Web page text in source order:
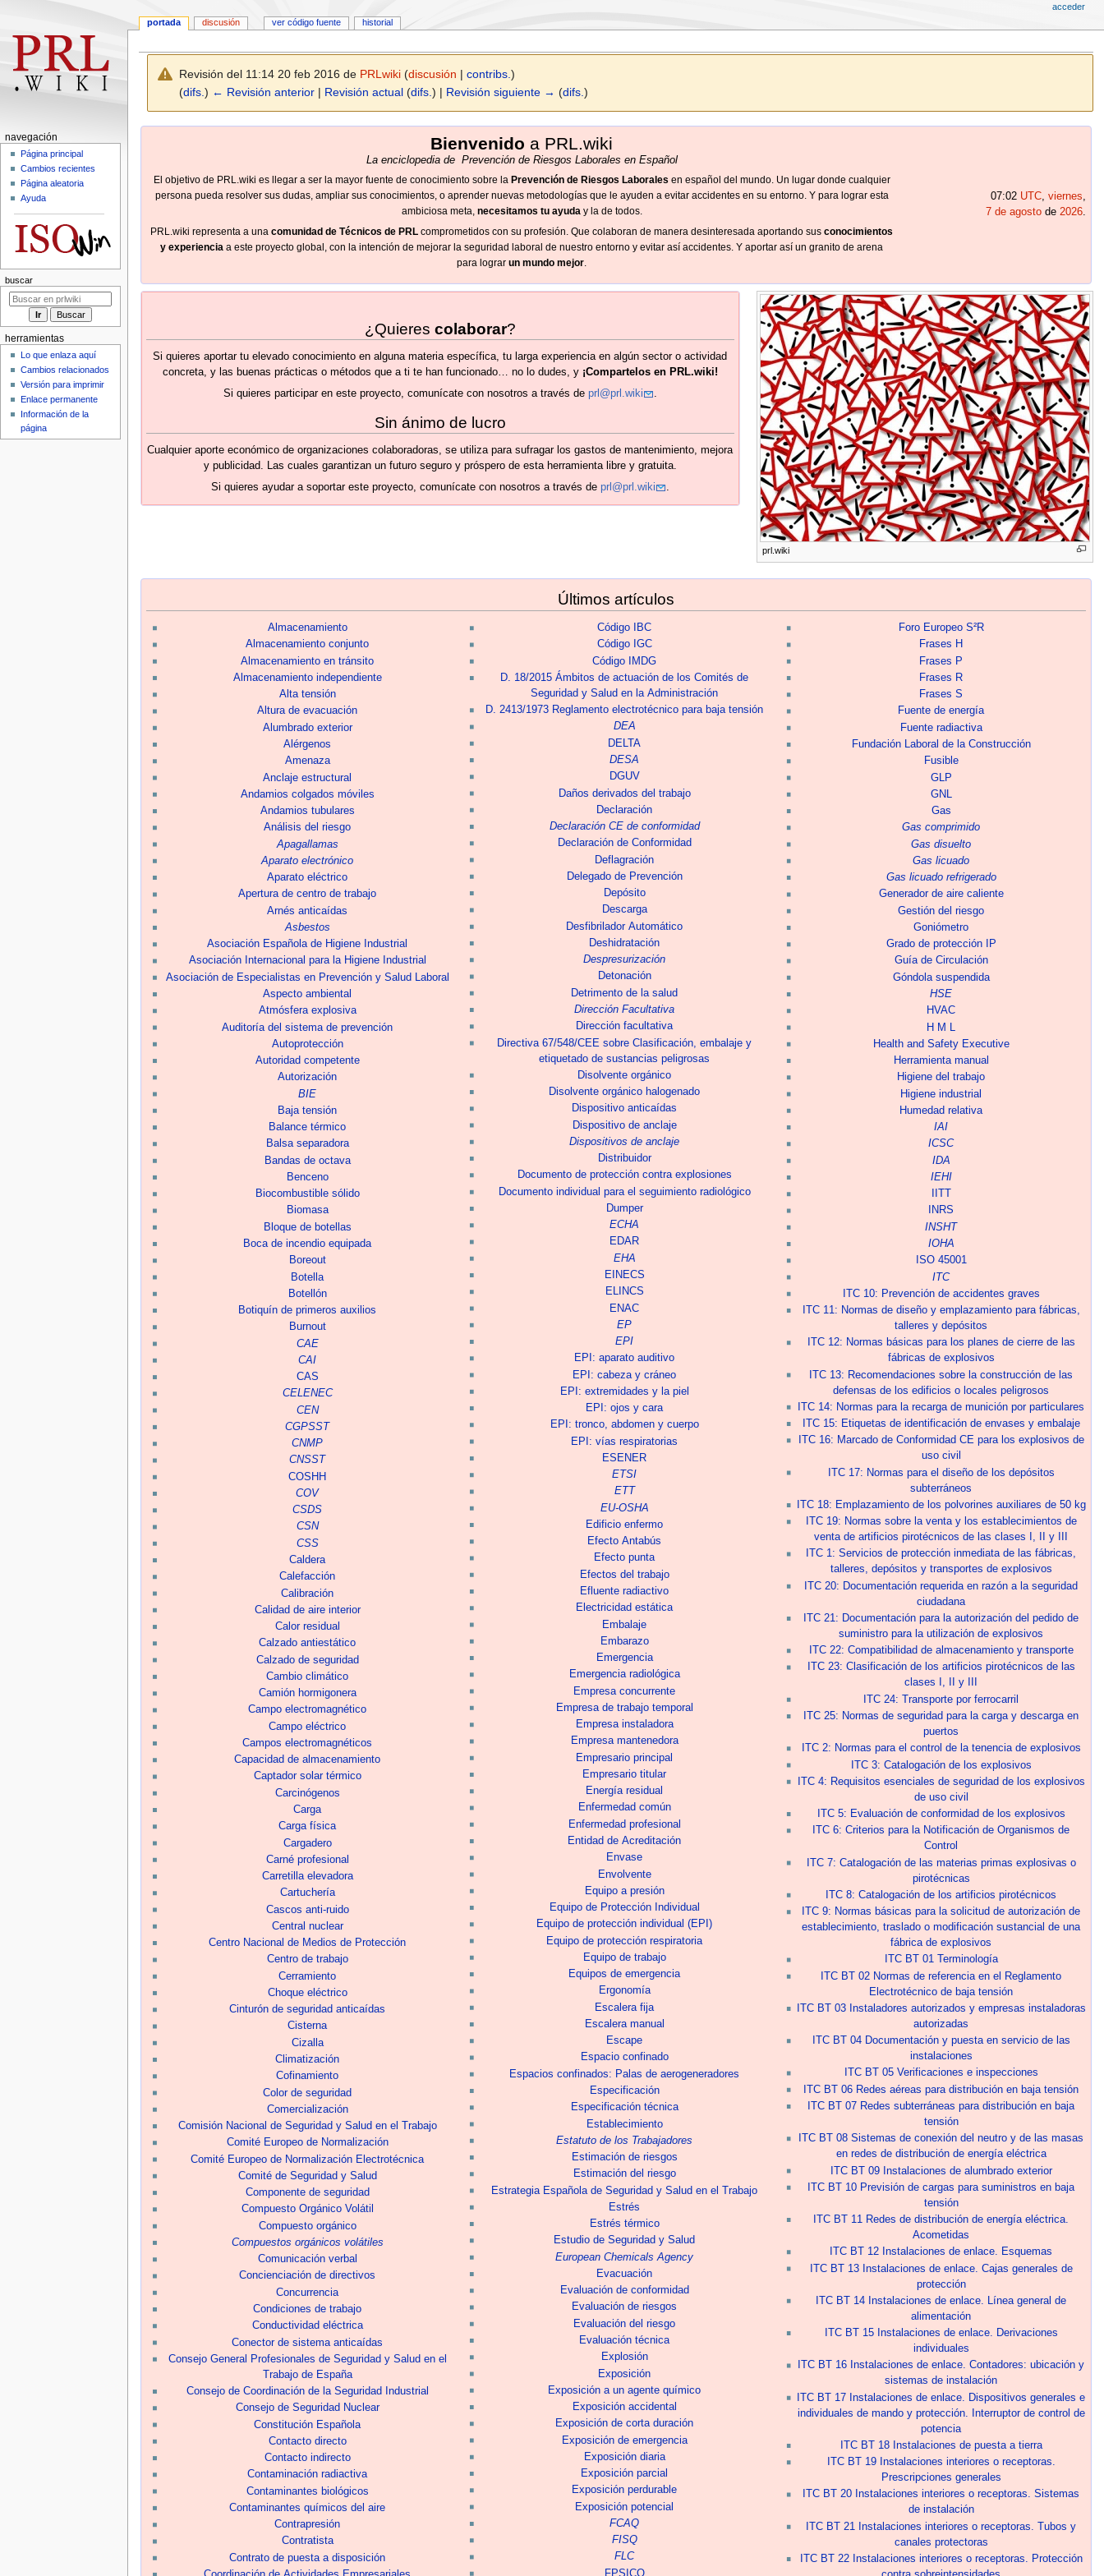
Página principal
Revisión del 11:14 20 feb 2016 de PRLwiki (discusión |contribs.)
(difs.) ← Revisión anterior | Revisión actual (difs.) | Revisión siguiente → (difs.)
Ir
navegación
Ir
búsqueda
Bienvenido a PRL.wiki
La enciclopedia de Prevención de Riesgos Laborales en Español
El objetivo de PRL.wiki es llegar a ser la mayor fuente de conocimiento sobre la Prevención de Riesgos Laborales en español del mundo. Un lugar donde cualquier
persona pueda resolver sus dudas, ampliar sus conocimientos, o aprender nuevas metodologías que le ayuden a evitar accidentes en su entorno. Y para lograr esta
ambiciosa meta, necesitamos tu ayuday la de todos.
PRL.wiki representa a unacomunidad de Técnicos de PRL comprometidos con su profesión. Que colaboran de manera desinteresada aportando susconocimientos
y experiencia a este proyecto global, con la intención de mejorar la seguridad laboral de nuestro entorno y evitar así accidentes. Y aportar así un granito de arena
para lograrun mundo mejor.
07:02 UTC, viernes,
7 de agostode 2026.
prl.wiki
¿Quieres colaborar?
Si quieres aportar tu elevado conocimiento en alguna materia específica, tu larga experiencia en algún sector o actividad
concreta, y las buenas prácticas o métodos que a ti te han funcionado… no lo dudes, y ¡Compartelos en PRL.wiki!
Si quieres participar en este proyecto, comunícate con nosotros a través de prl@prl.wiki
Sin ánimo de lucro
Cualquier aporte económico de organizaciones colaboradoras, se utiliza para sufragar los gastos de mantenimiento, mejora
y publicidad. Las cuales garantizan un futuro seguro y próspero de esta herramienta libre y gratuita.
Si quieres ayudar a soportar este proyecto, comunícate con nosotros a través de prl@prl.wiki
Últimos artículos
Almacenamiento
Almacenamiento conjunto
Almacenamiento en tránsito
Almacenamiento independiente
Alta tensión
Altura de evacuación
Alumbrado exterior
Alérgenos
Amenaza
Anclaje estructural
Andamios colgados móviles
Andamios tubulares
Análisis del riesgo
Apagallamas
Aparato electrónico
Aparato eléctrico
Apertura de centro de trabajo
Arnés anticaídas
Asbestos
Asociación Española de Higiene Industrial
Asociación Internacional para la Higiene Industrial
Asociación de Especialistas en Prevención y Salud Laboral
Aspecto ambiental
Atmósfera explosiva
Auditoría del sistema de prevención
Autoprotección
Autoridad competente
Autorización
BIE
Baja tensión
Balance térmico
Balsa separadora
Bandas de octava
Benceno
Biocombustible sólido
Biomasa
Bloque de botellas
Boca de incendio equipada
Boreout
Botella
Botellón
Botiquín de primeros auxilios
Burnout
CAE
CAI
CAS
CELENEC
CEN
CGPSST
CNMP
CNSST
COSHH
COV
CSDS
CSN
CSS
Caldera
Calefacción
Calibración
Calidad de aire interior
Calor residual
Calzado antiestático
Calzado de seguridad
Cambio climático
Camión hormigonera
Campo electromagnético
Campo eléctrico
Campos electromagnéticos
Capacidad de almacenamiento
Captador solar térmico
Carcinógenos
Carga
Carga física
Cargadero
Carné profesional
Carretilla elevadora
Cartuchería
Cascos anti-ruido
Central nuclear
Centro Nacional de Medios de Protección
Centro de trabajo
Cerramiento
Choque eléctrico
Cinturón de seguridad anticaídas
Cisterna
Cizalla
Climatización
Cofinamiento
Color de seguridad
Comercialización
Comisión Nacional de Seguridad y Salud en el Trabajo
Comité Europeo de Normalización
Comité Europeo de Normalización Electrotécnica
Comité de Seguridad y Salud
Componente de seguridad
Compuesto Orgánico Volátil
Compuesto orgánico
Compuestos orgánicos volátiles
Comunicación verbal
Concienciación de directivos
Concurrencia
Condiciones de trabajo
Conductividad eléctrica
Conector de sistema anticaídas
Consejo General Profesionales de Seguridad y Salud en el
Trabajo de España
Consejo de Coordinación de la Seguridad Industrial
Consejo de Seguridad Nuclear
Constitución Española
Contacto directo
Contacto indirecto
Contaminación radiactiva
Contaminantes biológicos
Contaminantes químicos del aire
Contrapresión
Contratista
Contrato de puesta a disposición
Código IBC
Código IGC
Código IMDG
D. 18/2015 Ámbitos de actuación de los Comités de
Seguridad y Salud en la Administración
D. 2413/1973 Reglamento electrotécnico para baja tensión
DEA
DELTA
DESA
DGUV
Daños derivados del trabajo
Declaración
Declaración CE de conformidad
Declaración de Conformidad
Deflagración
Delegado de Prevención
Depósito
Descarga
Desfibrilador Automático
Deshidratación
Despresurización
Detonación
Detrimento de la salud
Dirección Facultativa
Dirección facultativa
Directiva 67/548/CEE sobre Clasificación, embalaje y
etiquetado de sustancias peligrosas
Disolvente orgánico
Disolvente orgánico halogenado
Dispositivo anticaídas
Dispositivo de anclaje
Dispositivos de anclaje
Distribuidor
Documento de protección contra explosiones
Documento individual para el seguimiento radiológico
Dumper
ECHA
EDAR
EHA
EINECS
ELINCS
ENAC
EP
EPI
EPI: aparato auditivo
EPI: cabeza y cráneo
EPI: extremidades y la piel
EPI: ojos y cara
EPI: tronco, abdomen y cuerpo
EPI: vías respiratorias
ESENER
ETSI
ETT
EU-OSHA
Edificio enfermo
Efecto Antabús
Efecto punta
Efectos del trabajo
Efluente radiactivo
Electricidad estática
Embalaje
Embarazo
Emergencia
Emergencia radiológica
Empresa concurrente
Empresa de trabajo temporal
Empresa instaladora
Empresa mantenedora
Empresario principal
Empresario titular
Energía residual
Enfermedad común
Enfermedad profesional
Entidad de Acreditación
Envase
Envolvente
Equipo a presión
Equipo de Protección Individual
Equipo de protección individual (EPI)
Equipo de protección respiratoria
Equipo de trabajo
Equipos de emergencia
Ergonomía
Escalera fija
Escalera manual
Escape
Espacio confinado
Espacios confinados: Palas de aerogeneradores
Especificación
Especificación técnica
Establecimiento
Estatuto de los Trabajadores
Estimación de riesgos
Estimación del riesgo
Estrategia Española de Seguridad y Salud en el Trabajo
Estrés
Estrés térmico
Estudio de Seguridad y Salud
European Chemicals Agency
Evacuación
Evaluación de conformidad
Evaluación de riesgos
Evaluación del riesgo
Evaluación técnica
Explosión
Exposición
Exposición a un agente químico
Exposición accidental
Exposición de corta duración
Exposición de emergencia
Exposición diaria
Exposición parcial
Exposición perdurable
Exposición potencial
FCAQ
FISQ
FLC
FPSICO
Foro Europeo S²R
Frases H
Frases P
Frases R
Frases S
Fuente de energía
Fuente radiactiva
Fundación Laboral de la Construcción
Fusible
GLP
GNL
Gas
Gas comprimido
Gas disuelto
Gas licuado
Gas licuado refrigerado
Generador de aire caliente
Gestión del riesgo
Goniómetro
Grado de protección IP
Guía de Circulación
Góndola suspendida
HSE
HVAC
H M L
Health and Safety Executive
Herramienta manual
Higiene del trabajo
Higiene industrial
Humedad relativa
IAI
ICSC
IDA
IEHI
INRS
INSHT
IOHA
ISO 45001
ITC
ITC 10: Prevención de accidentes graves
ITC 11: Normas de diseño y emplazamiento para fábricas,
talleres y depósitos
ITC 12: Normas básicas para los planes de cierre de las
fábricas de explosivos
ITC 13: Recomendaciones sobre la construcción de las
defensas de los edificios o locales peligrosos
ITC 14: Normas para la recarga de munición por particulares
ITC 15: Etiquetas de identificación de envases y embalaje
ITC 16: Marcado de Conformidad CE para los explosivos de
uso civil
ITC 17: Normas para el diseño de los depósitos
subterráneos
ITC 18: Emplazamiento de los polvorines auxiliares de 50 kg
ITC 19: Normas sobre la venta y los establecimientos de
venta de artificios pirotécnicos de las clases I, II y III
ITC 1: Servicios de protección inmediata de las fábricas,
talleres, depósitos y transportes de explosivos
ITC 20: Documentación requerida en razón a la seguridad
ciudadana
ITC 21: Documentación para la autorización del pedido de
suministro para la utilización de explosivos
ITC 22: Compatibilidad de almacenamiento y transporte
ITC 23: Clasificación de los artificios pirotécnicos de las
clases I, II y III
ITC 24: Transporte por ferrocarril
ITC 25: Normas de seguridad para la carga y descarga en
puertos
ITC 2: Normas para el control de la tenencia de explosivos
ITC 3: Catalogación de los explosivos
ITC 4: Requisitos esenciales de seguridad de los explosivos
de uso civil
ITC 5: Evaluación de conformidad de los explosivos
ITC 6: Criterios para la Notificación de Organismos de
Control
ITC 7: Catalogación de las materias primas explosivas o
pirotécnicas
ITC 8: Catalogación de los artificios pirotécnicos
ITC 9: Normas básicas para la solicitud de autorización de
establecimiento, traslado o modificación sustancial de una
fábrica de explosivos
ITC BT 01 Terminología
ITC BT 02 Normas de referencia en el Reglamento
Electrotécnico de baja tensión
ITC BT 03 Instaladores autorizados y empresas instaladoras
autorizadas
ITC BT 04 Documentación y puesta en servicio de las
instalaciones
ITC BT 05 Verificaciones e inspecciones
ITC BT 06 Redes aéreas para distribución en baja tensión
ITC BT 07 Redes subterráneas para distribución en baja
tensión
ITC BT 08 Sistemas de conexión del neutro y de las masas
en redes de distribución de energía eléctrica
ITC BT 09 Instalaciones de alumbrado exterior
ITC BT 10 Previsión de cargas para suministros en baja
tensión
ITC BT 11 Redes de distribución de energía eléctrica.
Acometidas
ITC BT 12 Instalaciones de enlace. Esquemas
ITC BT 13 Instalaciones de enlace. Cajas generales de
protección
ITC BT 14 Instalaciones de enlace. Línea general de
alimentación
ITC BT 15 Instalaciones de enlace. Derivaciones
individuales
ITC BT 16 Instalaciones de enlace. Contadores: ubicación y
sistemas de instalación
ITC BT 17 Instalaciones de enlace. Dispositivos generales e
individuales de mando y protección. Interruptor de control de
potencia
ITC BT 18 Instalaciones de puesta a tierra
ITC BT 19 Instalaciones interiores o receptoras.
Prescripciones generales
ITC BT 20 Instalaciones interiores o receptoras. Sistemas
de instalación
ITC BT 21 Instalaciones interiores o receptoras. Tubos y
canales protectoras
ITC BT 22 Instalaciones interiores o receptoras. Protección
M
a
v
a
portada discusión ver código fuente historial
acceder
navegación
Página principal
Cambios recientes
Página aleatoria
Ayuda
buscar
herramientas
Lo que enlaza aquí
Cambios relacionados
Versión para imprimir
Enlace permanente
Información de la
página